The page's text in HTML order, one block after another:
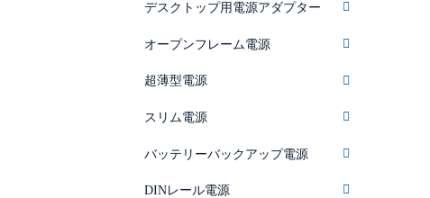
デスクトップ用電源アダプター
オープンフレーム電源
超薄型電源
スリム電源
バッテリーバックアップ電源
DINレール電源